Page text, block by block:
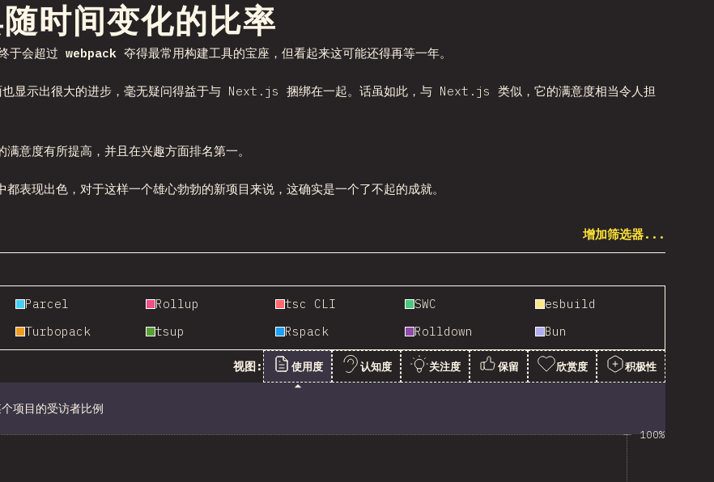
部分
时间变化的比率
于会超过 webpack 夺得最常用构建工具的宝座，但看起来这可能还得再等一年。
也显示出很大的进步，毫无疑问得益于与 Next.js 捆绑在一起。话虽如此，与 Next.js 类似，它的满意度相当令人担
满意度有所提高，并且在兴趣方面排名第一。
都表现出色，对于这样一个雄心勃勃的新项目来说，这确实是一个了不起的成就。
增加筛选器...
Parcel Rollup tsc CLI SWC
esbuild
Turbopack tsup Rspack Rolldown Bun
视图: 使用度 认知度 关注度 保留 欣赏度 积极性
项目的受访者比例
100%